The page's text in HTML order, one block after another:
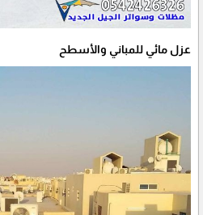
عزل مائي للمباني والأسطح